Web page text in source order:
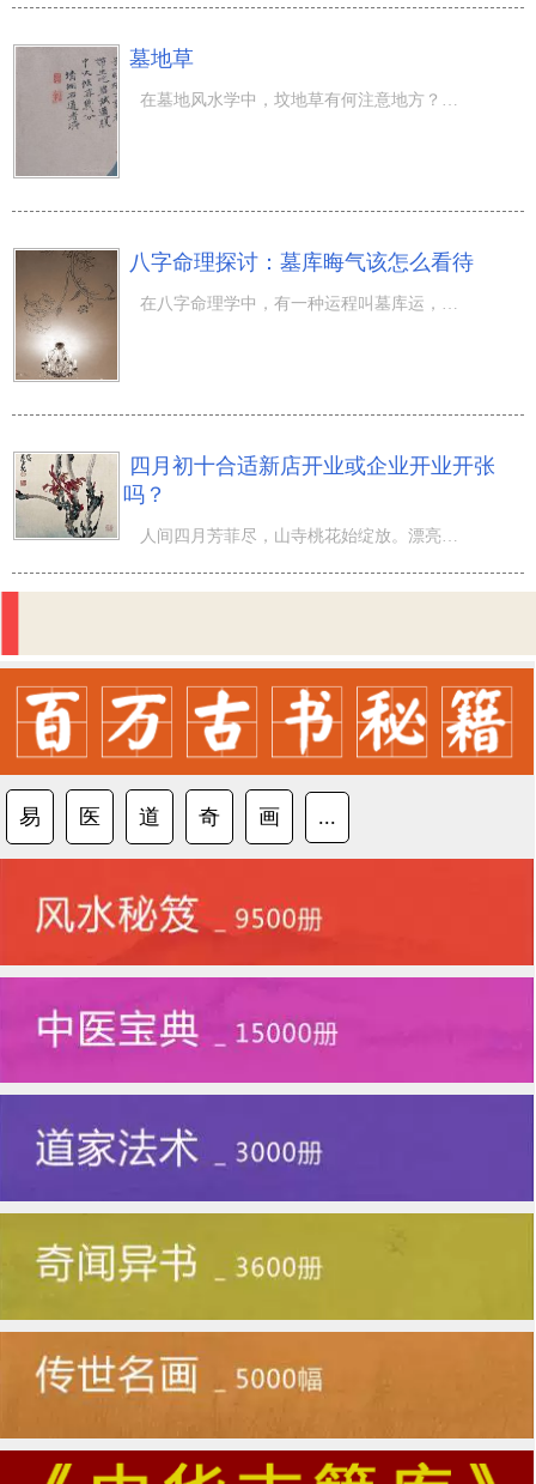
墓地草
八字命理探讨：墓库晦气该怎么看待
四月初十合适新店开业或企业开业开张
吗？
易 医 道 奇 画 ...